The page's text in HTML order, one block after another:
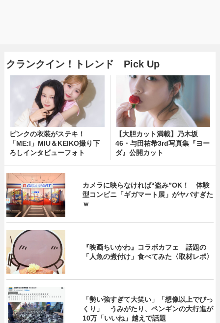
クランクイン！トレンド Pick Up
ピンクの衣装がステキ！
「ME:I」MIU＆KEIKO撮り下
ろしインタビューフォト
【大胆カット満載】乃木坂
46・与田祐希3rd写真集『ヨー
ダ』公開カット
カメラに映らなければ“盗み”OK！ 体験
型コンビニ「ギガマート展」がヤバすぎた
ｗ
『映画ちいかわ』コラボカフェ 話題の
「人魚の煮付け」食べてみた〈取材レポ〉
「勢い強すぎて大笑い」「想像以上でびっ
くり」 うみがたり、ペンギンの大行進が
10万「いいね」越えで話題